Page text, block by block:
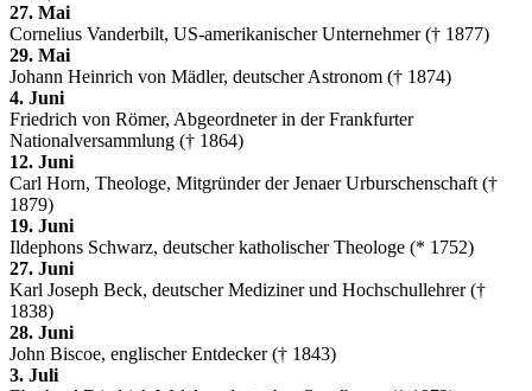
27. Mai
Cornelius Vanderbilt, US-amerikanischer Unternehmer († 1877)
29. Mai
Johann Heinrich von Mädler, deutscher Astronom († 1874)
4. Juni
Friedrich von Römer, Abgeordneter in der Frankfurter
Nationalversammlung († 1864)
12. Juni
Carl Horn, Theologe, Mitgründer der Jenaer Urburschenschaft (†
1879)
19. Juni
Ildephons Schwarz, deutscher katholischer Theologe (* 1752)
27. Juni
Karl Joseph Beck, deutscher Mediziner und Hochschullehrer (†
1838)
28. Juni
John Biscoe, englischer Entdecker († 1843)
3. Juli